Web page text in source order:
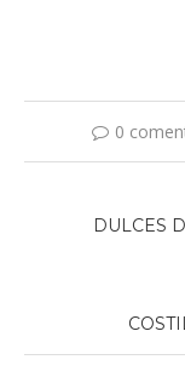
0
DULCES